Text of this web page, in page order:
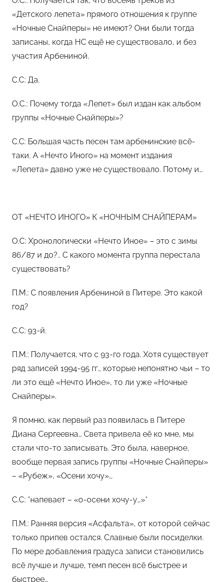
«Детского лепета» прямого отношения к группе
«Ночные Снайперы» не имеют? Они были тогда
записаны, когда НС ещё не существовало, и без
участия Арбениной.
С.С: Да.
O.С.: Почему тогда «Лепет» был издан как альбом
группы «Ночные Снайперы»?
С.С: Большая часть песен там арбенинские всё-
таки. А «Нечто Иного» на момент издания
«Лепета» давно уже не существовало. Потому и…
ОТ «НЕЧТО ИНОГО» К «НОЧНЫМ СНАЙПЕРАМ»
О.С: Хронологически «Нечто Иное» – это с зимы
86/87 и до?.. С какого момента группа перестала
существовать?
П.М.: С появления Арбениной в Питере. Это какой
год?
С.С: 93-й.
П.М.: Получается, что с 93-го года. Хотя существует
ряд записей 1994-95 гг., которые непонятно чьи – то
ли это ещё «Нечто Иное», то ли уже «Ночные
Снайперы».
Я помню, как первый раз появилась в Питере
Диана Сергеевна… Света привела её ко мне, мы
стали что-то записывать. Это была, наверное,
вообще первая запись группы «Ночные Снайперы»
– «Рубеж», «Осени хочу»…
С.С: *напевает – «о-осени хочу-у…»*
П.М.: Ранняя версия «Асфальта», от которой сейчас
только припев остался. Славные были посиделки.
По мере добавления градуса записи становились
всё лучше и лучше, темп песен всё быстрее и
быстрее…